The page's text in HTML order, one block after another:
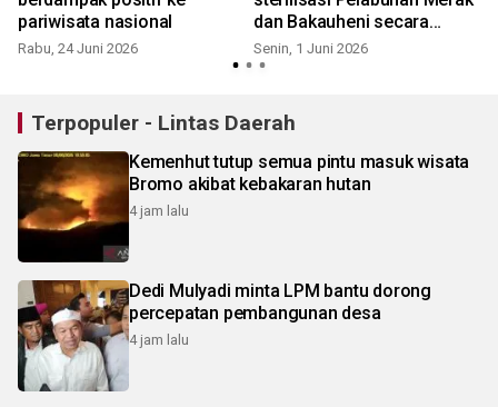
pariwisata nasional
Rabu, 24 Juni 2026
dan Bakauheni secara
bertahap
Senin, 1 Juni 2026
Terpopuler - Lintas Daerah
Kemenhut tutup semua pintu masuk wisata
Bromo akibat kebakaran hutan
4 jam lalu
Dedi Mulyadi minta LPM bantu dorong
percepatan pembangunan desa
4 jam lalu